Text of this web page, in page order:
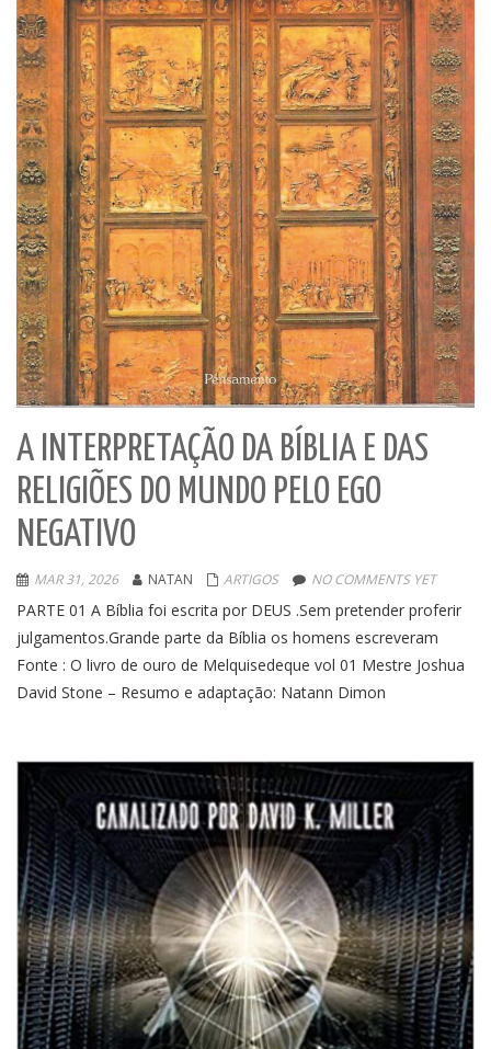
A INTERPRETAÇÃO DA BÍBLIA E DAS
RELIGIÕES DO MUNDO PELO EGO
NEGATIVO
MAR 31, 2026 NATAN ARTIGOS NO COMMENTS YET
PARTE 01 A Bíblia foi escrita por DEUS .Sem pretender proferir
julgamentos.Grande parte da Bíblia os homens escreveram
Fonte : O livro de ouro de Melquisedeque vol 01 Mestre Joshua
David Stone – Resumo e adaptação: Natann Dimon